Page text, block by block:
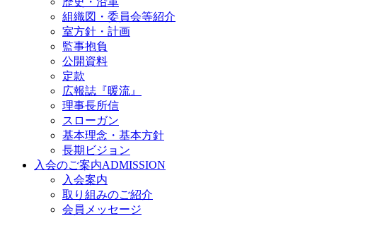
組織図・委員会等紹介
室方針・計画
監事抱負
公開資料
定款
広報誌『暖流』
理事長所信
スローガン
基本理念・基本方針
長期ビジョン
入会のご案内ADMISSION
入会案内
取り組みのご紹介
会員メッセージ